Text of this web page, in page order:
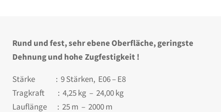
Rund und fest, sehr ebene Oberfläche, geringste
Dehnung und hohe Zugfestigkeit !
Stärke : 9 Stärken, E06 – E8
Tragkraft : 4,25 kg – 24,00 kg
Lauflänge : 25 m – 2000 m